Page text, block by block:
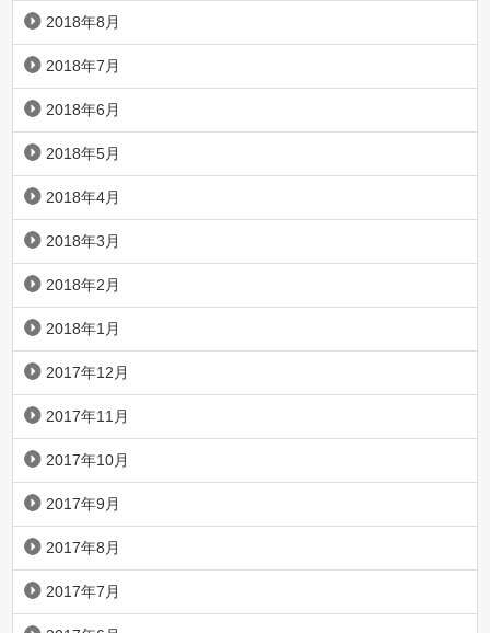
2018年8月
2018年7月
2018年6月
2018年5月
2018年4月
2018年3月
2018年2月
2018年1月
2017年12月
2017年11月
2017年10月
2017年9月
2017年8月
2017年7月